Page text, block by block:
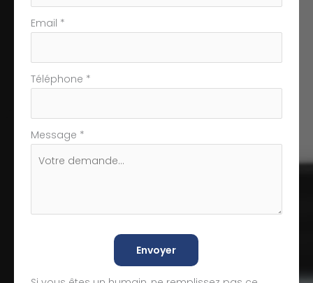
Email *
Téléphone *
Message *
Envoyer